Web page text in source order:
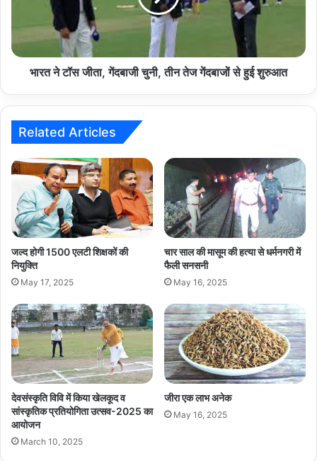
तेज
गेंदबाजों
भारत ने टॉस जीता, गेंदबाजी चुनी, तीन तेज गेंदबाजों से हुई शुरुआत
Related Articles
जल्द होगी 1500 एलटी शिक्षकों की
नियुक्ति
May 17, 2025
चार साल की मासूम की हत्या से धर्मनगरी में
फैली सनसनी
May 16, 2025
देवसंस्कृति विवि में किया खेलकूद व
सांस्कृतिक प्रतियोगिता उत्सव-2025 का
आयोजन
March 10, 2025
जीरा एक लाभ अनेक
May 16, 2025